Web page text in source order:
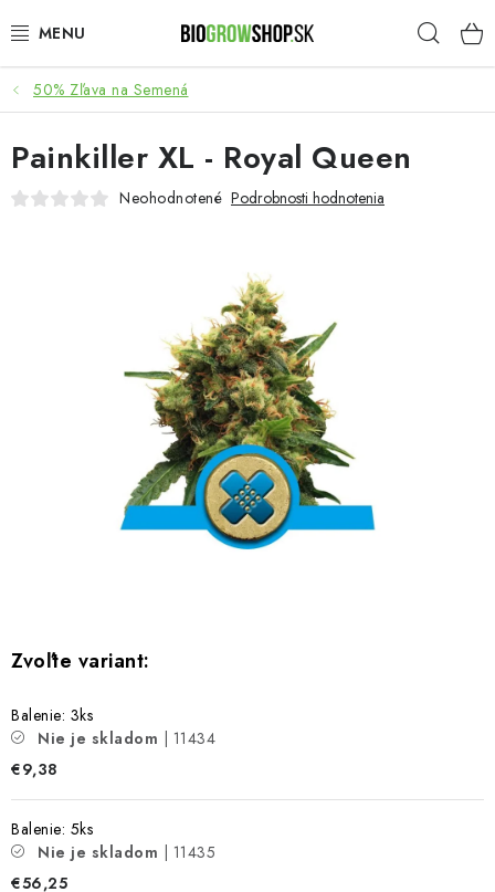
na
PESTOVANIE
HEADSHOP
SEMENÁ
50% ZĽAVA NA SEMENÁ
Platba a dodanie
Podmienky ochrany osobných údajov
Obchodné podmienky
Veľkoobchod
Formulár na odstúpenie od zmluvy
50% Zľava na Semená
Balenie: 3ks
Nie je skladom
| 11434
€9,38
Balenie: 5ks
Nie je skladom
| 11435
€56,25
Painkiller XL - Royal Queen
Neohodnotené Podrobnosti hodnotenia